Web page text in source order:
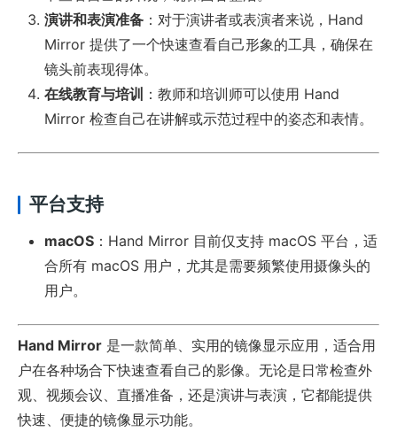
演讲和表演准备 ：对于演讲者或表演者来说，Hand
Mirror 提供了一个快速查看自己形象的工具，确保在
镜头前表现得体。
在线教育与培训 ：教师和培训师可以使用 Hand
Mirror 检查自己在讲解或示范过程中的姿态和表情。
平台支持
macOS ：Hand Mirror 目前仅支持 macOS 平台，适
合所有 macOS 用户，尤其是需要频繁使用摄像头的
用户。
Hand Mirror 是一款简单、实用的镜像显示应用，适合用
户在各种场合下快速查看自己的影像。无论是日常检查外
观、视频会议、直播准备，还是演讲与表演，它都能提供
快速、便捷的镜像显示功能。